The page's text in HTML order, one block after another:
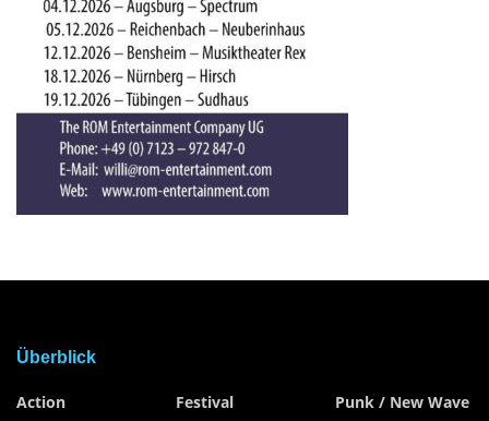
Überblick
Action
Festival
Punk / New Wave